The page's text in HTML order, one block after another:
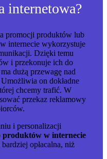
internetowa?
promocji produktów lub
internecie wykorzystuje
Dzięki temu
i przekonuje ich do
dużą przewagę nad
on dokładne
chcemy trafić. W
przekaz reklamowy
i personalizacji
produktów w internecie
opłacalna, niż